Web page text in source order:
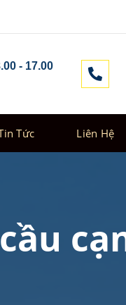
- 17.00
Tức Liên Hệ